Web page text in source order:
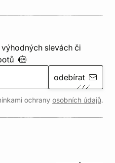
slevách či
odebírat
ochrany osobních údajů.